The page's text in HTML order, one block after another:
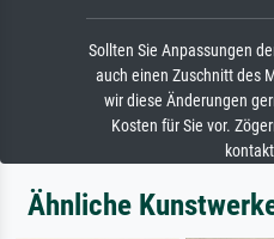
Sollten Sie Anpassungen
auch einen Zuschnitt des
wir diese Änderungen
Kosten für Sie vor.
Ähnliche